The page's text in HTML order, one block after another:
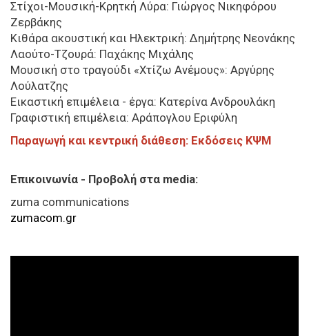
Στίχοι-Μουσική-Κρητκή Λύρα: Γιώργος Νικηφόρου
Ζερβάκης
Κιθάρα ακουστική και Ηλεκτρική: Δημήτρης Νεονάκης
Λαούτο-Τζουρά: Παχάκης Μιχάλης
Mουσική στο τραγούδι «Χτίζω Ανέμους»: Αργύρης
Λούλατζης
Εικαστική επιμέλεια - έργα: Kατερίνα Ανδρουλάκη
Γραφιστική επιμέλεια: Αράπογλου Εριφύλη
Παραγωγή και κεντρική διάθεση: Εκδόσεις ΚΨΜ
Επικοινωνία - Προβολή στα media:
zuma communications
zumacom.gr